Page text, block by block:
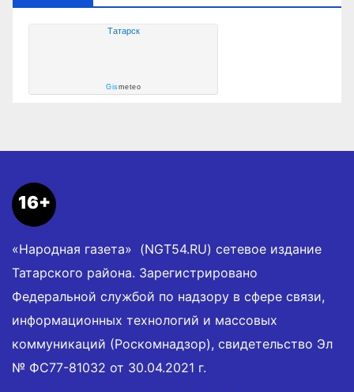
Татарск
Gismeteo
16+
«Народная газета» (NGT54.RU) сетевое издание
Татарского района. Зарегистрировано
Федеральной службой по надзору в сфере связи,
информационных технологий и массовых
коммуникаций (Роскомнадзор), свидетельство Эл
№ ФС77-81032 от 30.04.2021 г.